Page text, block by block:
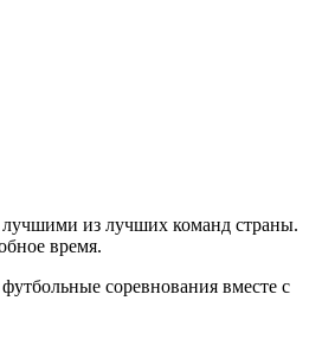
лучшими из лучших команд страны.
время.
соревнования вместе с